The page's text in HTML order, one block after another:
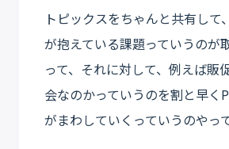
トピックスをちゃんと共有して
が抱えている課題っていうのが
って、それに対して、例えば販
会なのかっていうのを割と早く
がまわしていくっていうのやっ